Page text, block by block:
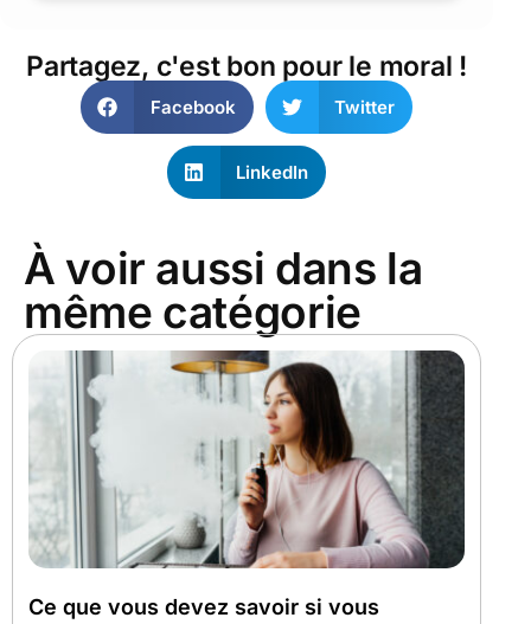
Partagez, c'est bon pour le moral !
Facebook Twitter
LinkedIn
À voir aussi dans la
même catégorie
Ce que vous devez savoir si vous